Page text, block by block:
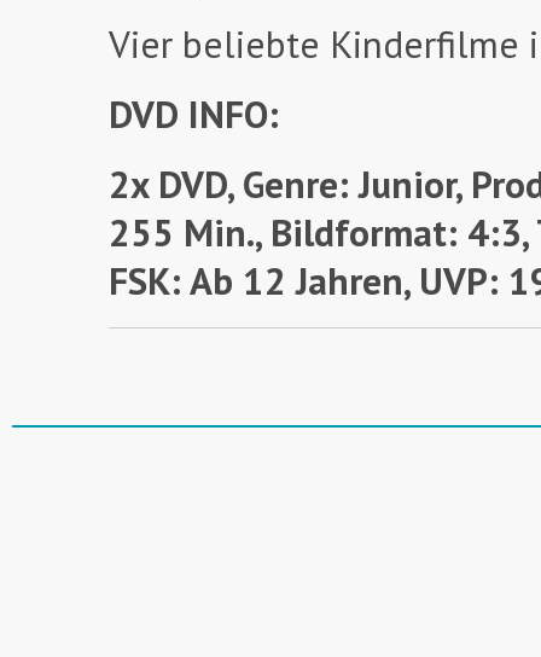
Vier beliebte Kinderfilme
DVD INFO:
2x DVD, Genre: Junior,
255 Min., Bildformat: 4:3,
FSK: Ab 12 Jahren, UVP: